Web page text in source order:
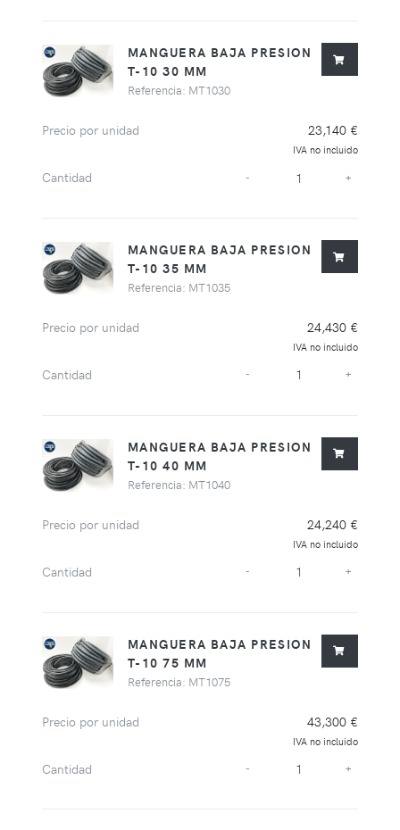
MANGUERA BAJA PRESION
T-10 30 MM
Referencia: MT1030
Precio por unidad 23,140 €
IVA no incluido
Cantidad - +
MANGUERA BAJA PRESION
T-10 35 MM
Referencia: MT1035
Precio por unidad 24,430 €
IVA no incluido
Cantidad - +
MANGUERA BAJA PRESION
T-10 40 MM
Referencia: MT1040
Precio por unidad 24,240 €
IVA no incluido
Cantidad - +
MANGUERA BAJA PRESION
T-10 75 MM
Referencia: MT1075
Precio por unidad 43,300 €
IVA no incluido
Cantidad - +